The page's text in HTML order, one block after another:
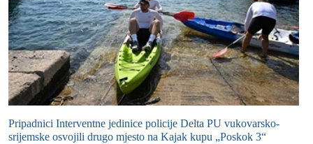
Pripadnici Interventne jedinice policije Delta PU vukovarsko-
srijemske osvojili drugo mjesto na Kajak kupu „Poskok 3“